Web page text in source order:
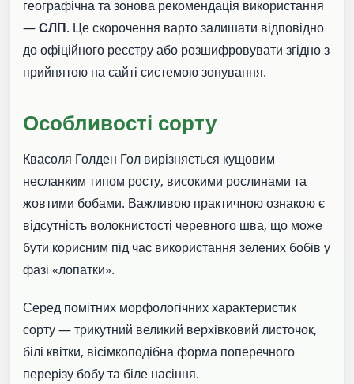
географічна та зонова рекомендація використання
—СЛП. Це скорочення варто залишати відповідно
до офіційного реєстру або розшифровувати згідно з
прийнятою на сайті системою зонування.
Особливості сорту
Квасоля Голден Гол вирізняється кущовим
несланким типом росту, високими рослинами та
жовтими бобами. Важливою практичною ознакою є
відсутність волокнистості черевного шва, що може
бути корисним під час використання зелених бобів у
фазі «лопатки».
Серед помітних морфологічних характеристик
сорту — трикутний великий верхівковий листочок,
білі квітки, вісімкоподібна форма поперечного
перерізу бобу та біле насіння.